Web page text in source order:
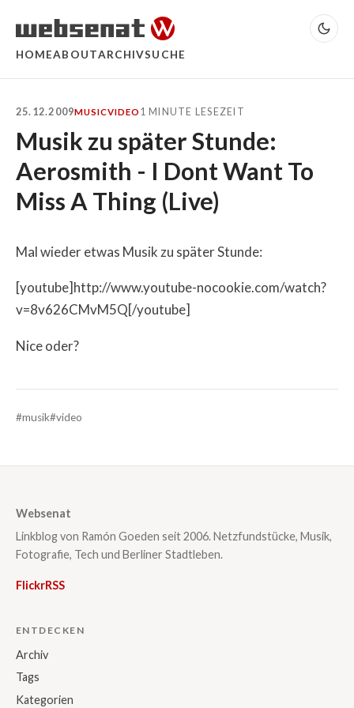
HOMEABOUTARCHIVSUCHE
25.12.2009MUSICVIDEO 1 MINUTE LESEZEIT
Musik zu später Stunde:
Aerosmith - I Dont Want To
Miss A Thing (Live)
Mal wieder etwas Musik zu später Stunde:
[youtube]http://www.youtube-nocookie.com/watch?
v=8v626CMvM5Q[/youtube]
Nice oder?
#musik#video
Websenat
Linkblog von Ramón Goeden seit 2006. Netzfundstücke, Musik,
Fotografie, Tech und Berliner Stadtleben.
FlickrRSS
ENTDECKEN
Archiv
Tags
Kategorien